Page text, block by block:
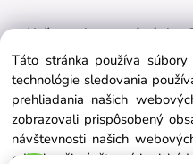
Naše appky pre vás úplne
Tréningový plán na mieru
BMI kalkulačka
Vygeneruj si výživový plán
Táto stránka používa
technológie sledovania
prehliadania našich
zobrazovali prispôsobený
návštevnosti našich
odkiaľ naši návštevníci